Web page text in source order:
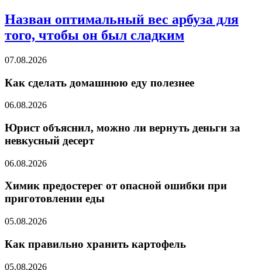
Назван оптимальный вес арбуза для
того, чтобы он был сладким
07.08.2026
Как сделать домашнюю еду полезнее
06.08.2026
Юрист объяснил, можно ли вернуть деньги за
невкусный десерт
06.08.2026
Химик предостерег от опасной ошибки при
приготовлении еды
05.08.2026
Как правильно хранить картофель
05.08.2026